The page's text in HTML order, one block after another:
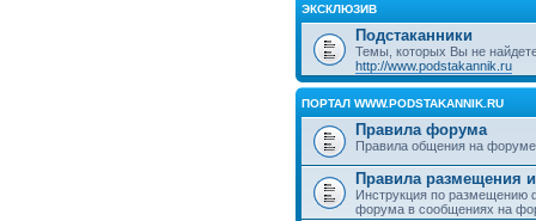
ЭКСКЛЮЗИВ
Подстаканники
Темы, которых Вы не
http://www.podstakannik.ru
ПОРТАЛ WWW.PODSTAKANNIK.RU
Правила форума
Правила общения на форуме
Правила размещения
Инструкция по размещению
форума в сообщениях на